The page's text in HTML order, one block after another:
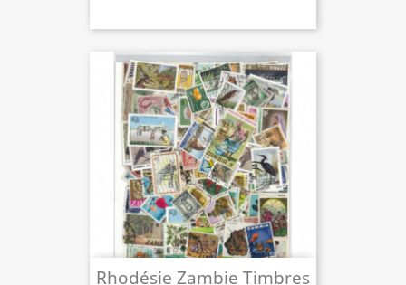
Rhodésie Zambie Timbres